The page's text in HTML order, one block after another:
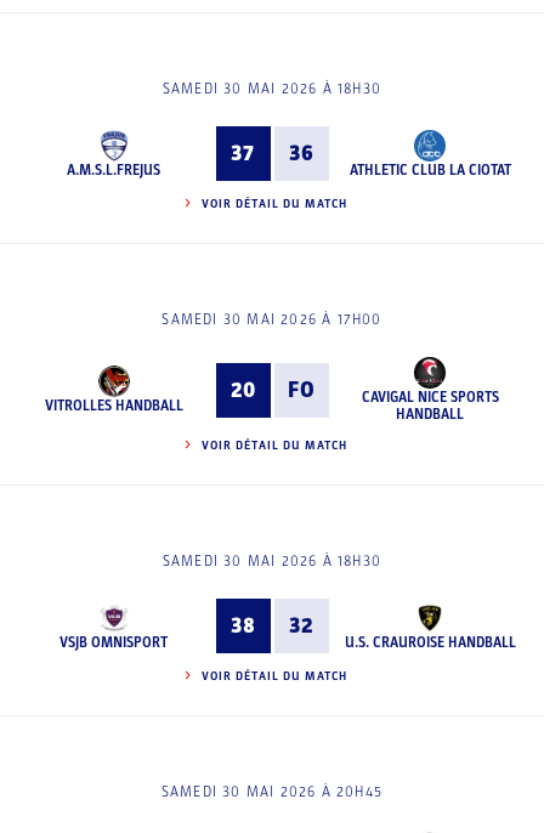
SAMEDI 30 MAI 2026 À 18H30
A.M.S.L.FREJUS
37 36
ATHLETIC CLUB LA CIOTAT
VOIR DÉTAIL DU MATCH
SAMEDI 30 MAI 2026 À 17H00
VITROLLES HANDBALL
20 FO
CAVIGAL NICE SPORTS
HANDBALL
VOIR DÉTAIL DU MATCH
SAMEDI 30 MAI 2026 À 18H30
VSJB OMNISPORT
38 32
U.S. CRAUROISE HANDBALL
VOIR DÉTAIL DU MATCH
SAMEDI 30 MAI 2026 À 20H45